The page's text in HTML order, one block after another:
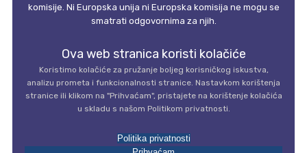
komisije. Ni Europska unija ni Europska komisija ne mogu se
smatrati odgovornima za njih.
Ova web stranica koristi kolačiće
Koristimo kolačiće za pružanje boljeg korisničkog iskustva,
analizu prometa i funkcionalnosti stranice. Nastavkom korištenja
stranice ili klikom na "Prihvaćam", pristajete na korištenje kolačića
u skladu s našom Politikom privatnosti.
Politika privatnosti